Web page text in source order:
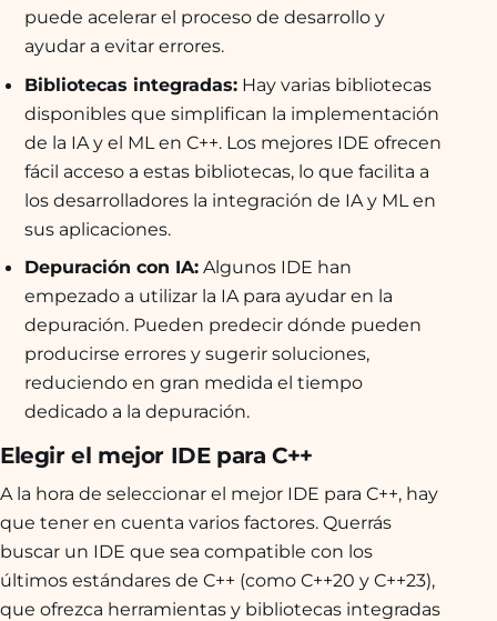
puede acelerar el proceso de desarrollo y
ayudar a evitar errores.
Bibliotecas integradas:Hay varias bibliotecas
disponibles que simplifican la implementación
de la IA y el ML en C++. Los mejores IDE ofrecen
fácil acceso a estas bibliotecas, lo que facilita a
los desarrolladores la integración de IA y ML en
sus aplicaciones.
Depuración con IA:Algunos IDE han
empezado a utilizar la IA para ayudar en la
depuración. Pueden predecir dónde pueden
producirse errores y sugerir soluciones,
reduciendo en gran medida el tiempo
dedicado a la depuración.
Elegir el mejor IDE para C++
A la hora de seleccionar el mejor IDE para C++, hay
que tener en cuenta varios factores. Querrás
buscar un IDE que sea compatible con los
últimos estándares de C++ (como C++20 y C++23),
que ofrezca herramientas y bibliotecas integradas